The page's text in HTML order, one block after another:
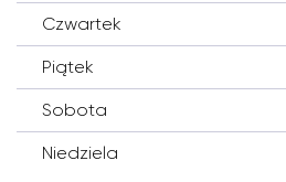
Czwartek
Piątek
Sobota
Niedziela